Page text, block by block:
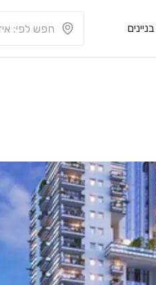
בניינים